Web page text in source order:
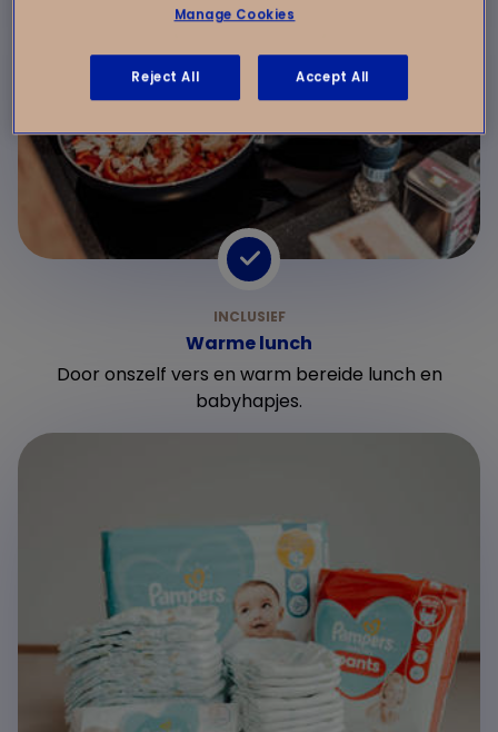
Warme lunch
Door onszelf vers en warm bereide lunch en
babyhapjes.
Manage Cookies
Reject All Accept All